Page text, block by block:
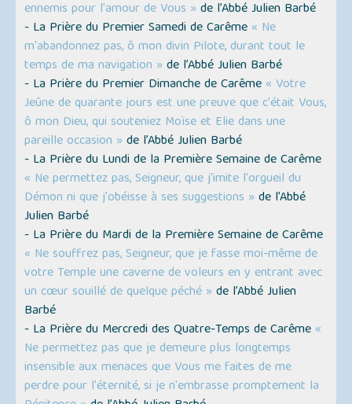
ennemis pour l'amour de Vous » de l’Abbé Julien Barbé
- La Prière du Premier Samedi de Carême « Ne
m'abandonnez pas, ô mon divin Pilote, durant tout le
temps de ma navigation » de l’Abbé Julien Barbé
- La Prière du Premier Dimanche de Carême « Votre
Jeûne de quarante jours est une preuve que c'était Vous,
ô mon Dieu, qui souteniez Moïse et Elie dans une
pareille occasion » de l’Abbé Julien Barbé
- La Prière du Lundi de la Première Semaine de Carême
« Ne permettez pas, Seigneur, que j'imite l'orgueil du
Démon ni que j'obéisse à ses suggestions » de l’Abbé
Julien Barbé
- La Prière du Mardi de la Première Semaine de Carême
« Ne souffrez pas, Seigneur, que je fasse moi-même de
votre Temple une caverne de voleurs en y entrant avec
un cœur souillé de quelque péché » de l’Abbé Julien
Barbé
- La Prière du Mercredi des Quatre-Temps de Carême «
Ne permettez pas que je demeure plus longtemps
insensible aux menaces que Vous me faites de me
perdre pour l'éternité, si je n'embrasse promptement la